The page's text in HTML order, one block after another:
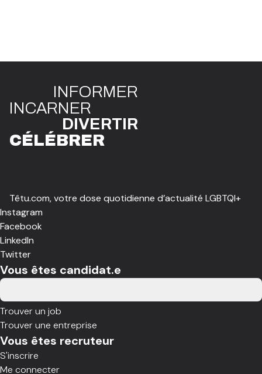
INFORMER
INCARNER
DIVERTIR
CÉLÉBRER
Têtu.com, votre dose quotidienne d’actualité LGBTQI+
Instagram
Facebook
LinkedIn
Twitter
Vous êtes candidat.e
Trouver un job
Trouver une entreprise
Vous êtes recruteur
S'inscrire
Me connecter